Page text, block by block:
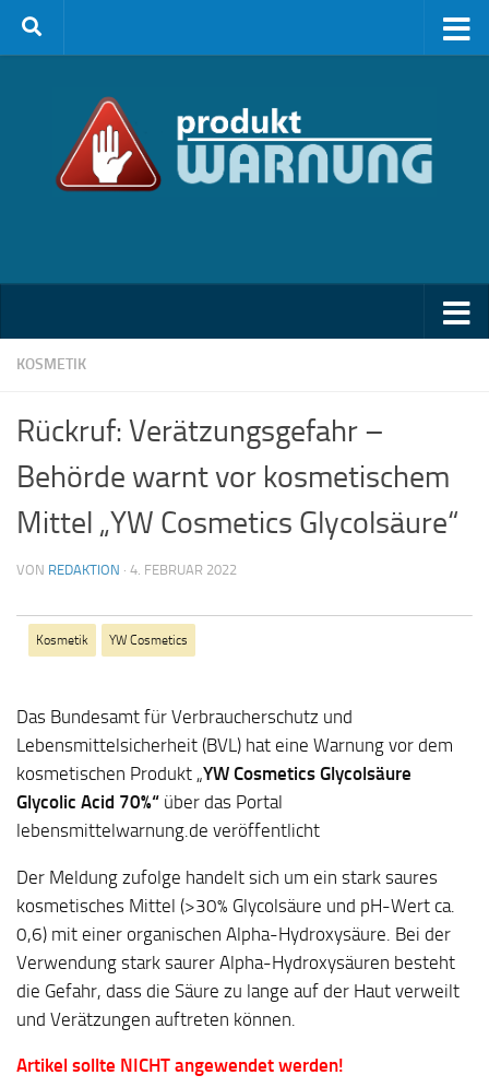
Zum Inhalt springen
KOSMETIK
Rückruf: Verätzungsgefahr –
Behörde warnt vor kosmetischem
Mittel „YW Cosmetics Glycolsäure“
VON REDAKTION · 4. FEBRUAR 2022
Kosmetik YW Cosmetics
Das Bundesamt für Verbraucherschutz und
Lebensmittelsicherheit (BVL) hat eine Warnung vor dem
kosmetischen Produkt „YW Cosmetics Glycolsäure
Glycolic Acid 70%“ über das Portal
lebensmittelwarnung.de veröffentlicht
Der Meldung zufolge handelt sich um ein stark saures
kosmetisches Mittel (>30% Glycolsäure und pH-Wert ca.
0,6) mit einer organischen Alpha-Hydroxysäure. Bei der
Verwendung stark saurer Alpha-Hydroxysäuren besteht
die Gefahr, dass die Säure zu lange auf der Haut verweilt
und Verätzungen auftreten können.
Artikel sollte NICHT angewendet werden!